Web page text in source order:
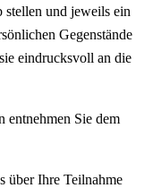
stellen und jeweils ein
Gegenstände
eindrucksvoll an die
entnehmen Sie dem
über Ihre Teilnahme